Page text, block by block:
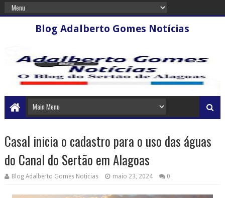
Blog Adalberto Gomes Notícias
Casal inicia o cadastro para o uso das águas
do Canal do Sertão em Alagoas
Blog Adalberto Gomes Noticias maio 23, 2024 0